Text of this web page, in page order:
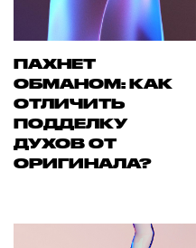
ПАХНЕТ
ОБМАНОМ: КАК
ОТЛИЧИТЬ
ПОДДЕЛКУ
ДУХОВ ОТ
ОРИГИНАЛА?